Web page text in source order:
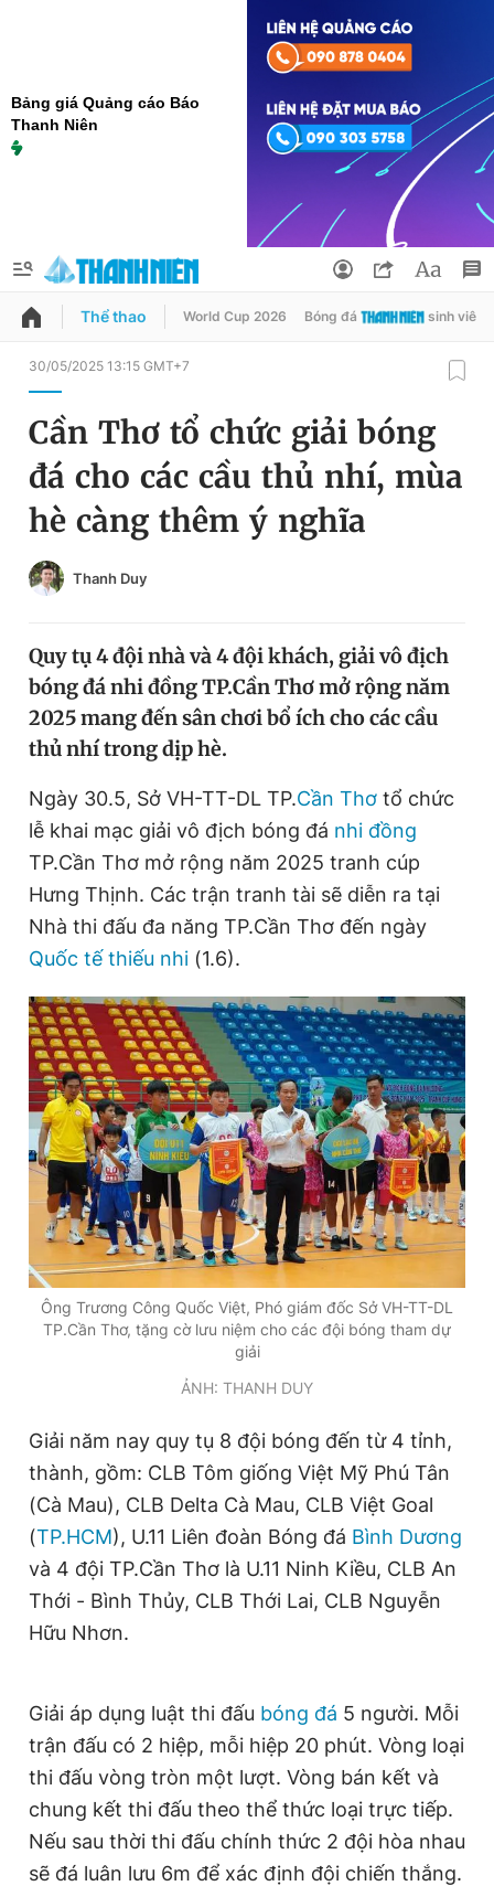
Bảng giá Quảng cáo Báo
Thanh Niên
QUẢNG CÁO ĐẶT BÁO
Chuyên mục
Chuyên mục khác
Chào ngày mới
Video Magazine
Sản phẩm khác
Tiện ích Bạn cần biết
Thông tin tòa soạn Liên hệ quảng cáo
Đọc Thanh Niên trên điện thoại
Theo dõi báo trên
Hotline
0906 645 777
Liên hệ quảng cáo
0908 780 404
RSS
Tổng biên tập: Nguyễn Ngọc Toàn
Phó tổng biên tập: Trần Việt Hưng
Tổng thư ký tòa soạn: Đức Trung
Giấy phép xuất bản số 110/GP - BTTTT cấp ngày 24.3.2020
© 2003-2026 Bản quyền thuộc về Báo Thanh Niên. Cấm sao
chép dưới mọi hình thức nếu không có sự chấp thuận bằng văn
bản. Phát triển bởi ePi Technologies, JSC.
Đổi mật khẩu
Tin đã lưu
Tin đã xem
Thể thao World Cup 2026 Bóng đá sinh viên
30/05/2025 13:15 GMT+7
Cần Thơ tổ chức giải bóng
đá cho các cầu thủ nhí, mùa
hè càng thêm ý nghĩa
Thanh Duy
Quy tụ 4 đội nhà và 4 đội khách, giải vô địch
bóng đá nhi đồng TP.Cần Thơ mở rộng năm
2025 mang đến sân chơi bổ ích cho các cầu
thủ nhí trong dịp hè.
Ngày 30.5, Sở VH-TT-DL TP.Cần Thơ tổ chức
lễ khai mạc giải vô địch bóng đá nhi đồng
TP.Cần Thơ mở rộng năm 2025 tranh cúp
Hưng Thịnh. Các trận tranh tài sẽ diễn ra tại
Nhà thi đấu đa năng TP.Cần Thơ đến ngày
Quốc tế thiếu nhi (1.6).
Ông Trương Công Quốc Việt, Phó giám đốc Sở VH-TT-DL
TP.Cần Thơ, tặng cờ lưu niệm cho các đội bóng tham dự
giải
ẢNH: THANH DUY
Giải năm nay quy tụ 8 đội bóng đến từ 4 tỉnh,
thành, gồm: CLB Tôm giống Việt Mỹ Phú Tân
(Cà Mau), CLB Delta Cà Mau, CLB Việt Goal
(TP.HCM), U.11 Liên đoàn Bóng đá Bình Dương
và 4 đội TP.Cần Thơ là U.11 Ninh Kiều, CLB An
Thới - Bình Thủy, CLB Thới Lai, CLB Nguyễn
Hữu Nhơn.
Giải áp dụng luật thi đấu bóng đá 5 người. Mỗi
trận đấu có 2 hiệp, mỗi hiệp 20 phút. Vòng loại
thi đấu vòng tròn một lượt. Vòng bán kết và
chung kết thi đấu theo thể thức loại trực tiếp.
Nếu sau thời thi đấu chính thức 2 đội hòa nhau
sẽ đá luân lưu 6m để xác định đội chiến thắng.